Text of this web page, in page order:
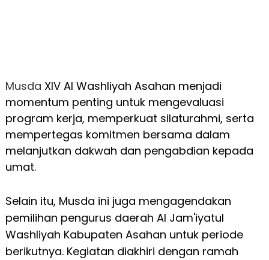
Musda XIV Al Washliyah Asahan menjadi
momentum penting untuk mengevaluasi
program kerja, memperkuat silaturahmi, serta
mempertegas komitmen bersama dalam
melanjutkan dakwah dan pengabdian kepada
umat.
Selain itu, Musda ini juga mengagendakan
pemilihan pengurus daerah Al Jam'iyatul
Washliyah Kabupaten Asahan untuk periode
berikutnya. Kegiatan diakhiri dengan ramah